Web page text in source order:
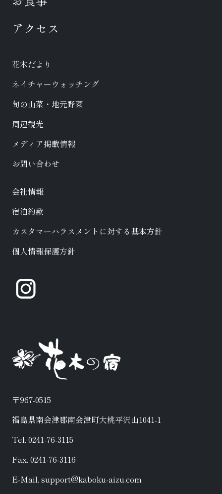
アクセス
花木だより
ネイチャーウォッチング
旬の山菜・地元野菜
周辺観光
メディア掲載情報
お問い合わせ
会社情報
宿泊約款
カスタマーハラスメントに対する基本方針
個人情報保護方針
〒967-0515
福島県南会津郡南会津町大桃平沢山1041-1
Tel. 0241-76-3115
Fax. 0241-76-3116
E-Mail. support@kaboku-aizu.com